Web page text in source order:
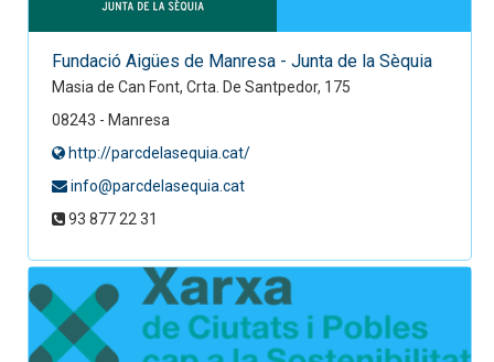
Fundació Aigües de Manresa - Junta de la Sèquia
Masia de Can Font, Crta. De Santpedor, 175
08243 - Manresa
http://parcdelasequia.cat/
info@parcdelasequia.cat
93 877 22 31